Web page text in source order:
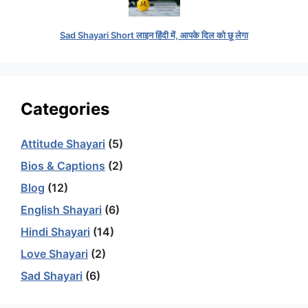
Sad Shayari Short लाइन हिंदी में, आपके दिल को छू लेगा
Categories
Attitude Shayari (5)
Bios & Captions (2)
Blog (12)
English Shayari (6)
Hindi Shayari (14)
Love Shayari (2)
Sad Shayari (6)